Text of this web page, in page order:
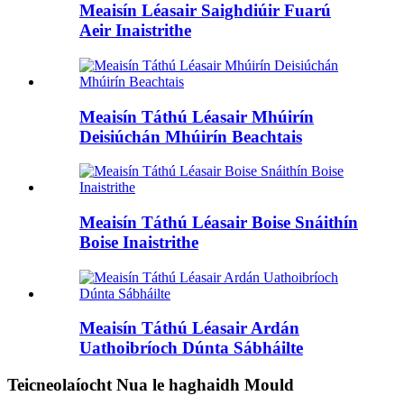
Meaisín Léasair Saighdiúir Fuarú
Aeir Inaistrithe
Meaisín Táthú Léasair Mhúirín
Deisiúchán Mhúirín Beachtais
Meaisín Táthú Léasair Boise Snáithín
Boise Inaistrithe
Meaisín Táthú Léasair Ardán
Uathoibríoch Dúnta Sábháilte
Teicneolaíocht Nua le haghaidh Mould